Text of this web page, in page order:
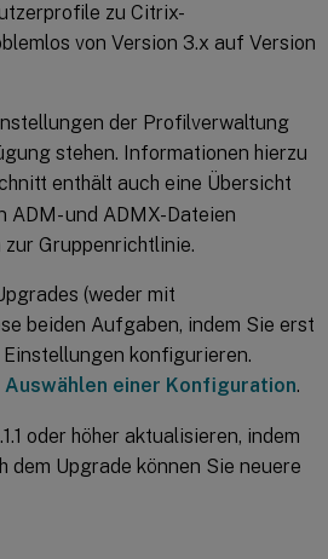
zu Citrix-
von Version 3.x auf Version
der Profilverwaltung
stehen. Informationen hierzu
enthält auch eine Übersicht
ADM- und ADMX-Dateien
Gruppenrichtlinie.
(weder mit
beiden Aufgaben, indem Sie erst
konfigurieren.
Auswählen einer Konfiguration.
oder höher aktualisieren, indem
dem Upgrade können Sie neuere